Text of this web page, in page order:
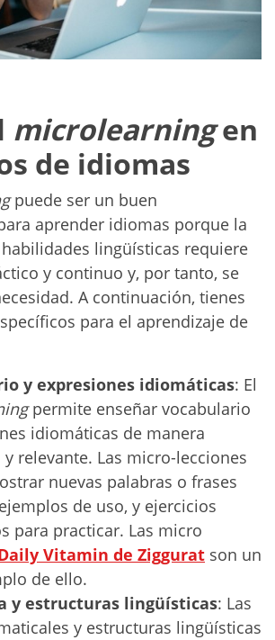
microlearningen
de idiomas
puede ser un buen
aprender idiomas porque la
lingüísticas requiere
y continuo y, por tanto, se
A continuación, tienes
para el aprendizaje de
y expresiones idiomáticas: El
permite enseñar vocabulario
idiomáticas de manera
relevante. Las micro-lecciones
nuevas palabras o frases
de uso, y ejercicios
para practicar. Las micro
Vitamin de Ziggurat son un
de ello.
y estructuras lingüísticas: Las
y estructuras lingüísticas